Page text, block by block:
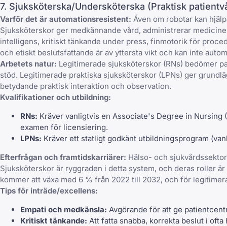
7. Sjuksköterska/Undersköterska (Praktisk
Varför det är automationsresistent: Även om robotar kan
Sjuksköterskor ger medkännande vård, administrerar
intelligens, kritiskt tänkande under press, finmotorik för
och etiskt beslutsfattande är av yttersta vikt och kan inte
Arbetets natur: Legitimerade sjuksköterskor (RNs) bedömer
stöd. Legitimerade praktiska sjuksköterskor (LPNs) ger
betydande praktisk interaktion och observation.
Kvalifikationer och utbildning:
RNs: Kräver vanligtvis en Associate's Degree in
examen för licensiering.
LPNs: Kräver ett statligt godkänt utbildningsprogram
Efterfrågan och framtidskarriärer: Hälso- och
Sjuksköterskor är ryggraden i detta system, och deras roller
kommer att växa med 6 % från 2022 till 2032, och för
Tips för inträde/excellens:
Empati och medkänsla: Avgörande för att ge
Kritiskt tänkande: Att fatta snabba, korrekta beslut i